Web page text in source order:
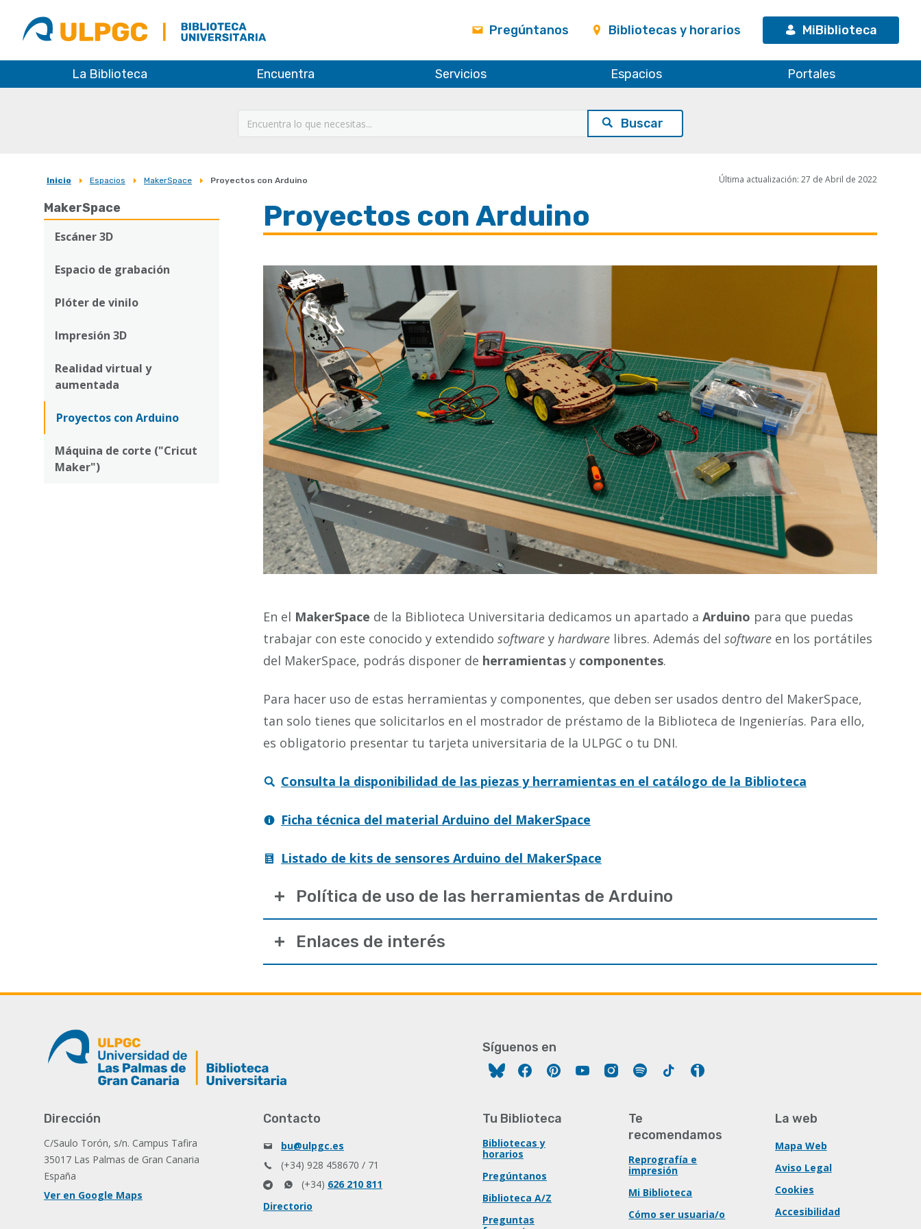
ULPGC
Biblioteca
ULPGC
Pregúntanos Bibliotecas y horarios MiBiblioteca
La Biblioteca Encuentra Servicios Espacios Portales
Sobrescribir
enlaces
de
ayuda
la
navegación
Inicio Espacios MakerSpace Proyectos con Arduino Última actualización: 27 de Abril de 2022
MakerSpace
Escáner 3D
Espacio de grabación
Plóter de vinilo
Impresión 3D
Realidad virtual y
aumentada
Proyectos con Arduino
Máquina de corte ("Cricut
Maker")
Proyectos con Arduino
Imagen
En el MakerSpace de la Biblioteca Universitaria dedicamos un apartado a Arduino para que puedas
trabajar con este conocido y extendido software y hardware libres. Además del software en los portátiles
del MakerSpace, podrás disponer de herramientas y componentes.
Para hacer uso de estas herramientas y componentes, que deben ser usados dentro del MakerSpace,
tan solo tienes que solicitarlos en el mostrador de préstamo de la Biblioteca de Ingenierías. Para ello,
es obligatorio presentar tu tarjeta universitaria de la ULPGC o tu DNI.
Consulta la disponibilidad de las piezas y herramientas en el catálogo de la Biblioteca
Ficha técnica del material Arduino del MakerSpace
Listado de kits de sensores Arduino del MakerSpace
Política de uso de las herramientas de Arduino
Enlaces de interés
Síguenos en
FacebookPinterestYouTubeInstagram
Spotify Tiktok
Dirección
C/Saulo Torón, s/n. Campus Tafira
35017 Las Palmas de Gran Canaria
España
Ver en Google Maps
Contacto
bu@ulpgc.es
(+34) 928 458670 / 71
(+34) 626 210 811
Directorio
Tu Biblioteca
Bibliotecas y
horarios
Pregúntanos
Biblioteca A/Z
Preguntas
Te
recomendamos
Reprografía e
impresión
Mi Biblioteca
Cómo ser usuaria/o
La web
Mapa Web
Aviso Legal
Cookies
Accesibilidad